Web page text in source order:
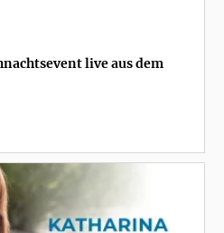
live aus dem